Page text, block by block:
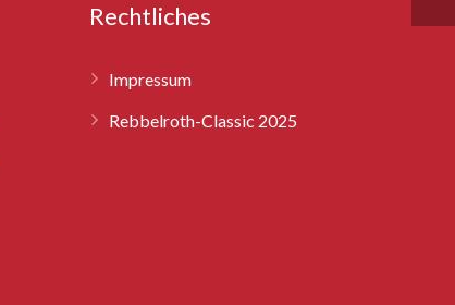
Rechtliches
Impressum
Rebbelroth-Classic 2025